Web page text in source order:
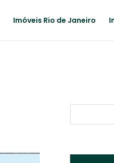
Imóveis Rio de Janeiro